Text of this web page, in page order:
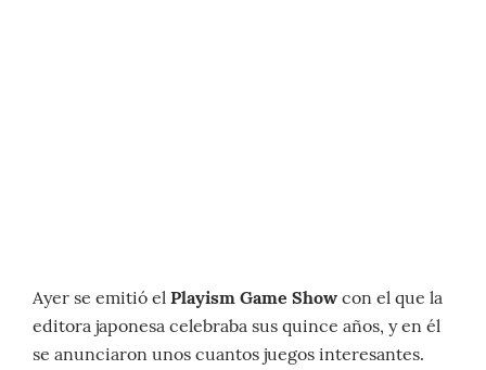
Ayer se emitió el Playism Game Show con el que la
editora japonesa celebraba sus quince años, y en él
se anunciaron unos cuantos juegos interesantes.